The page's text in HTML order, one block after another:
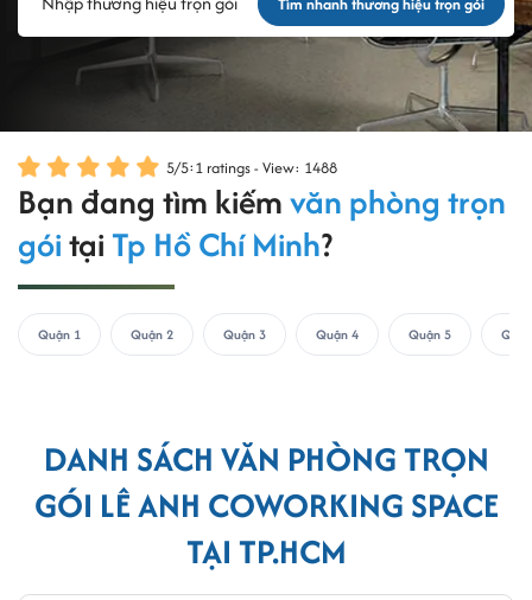
5/5:1 ratings - View: 1488
Bạn đang tìm kiếmvăn phòng trọn
góitại Tp Hồ Chí Minh?
Quận 1 Quận 2 Quận 3 Quận 4 Quận 5
DANH SÁCH VĂN PHÒNG TRỌN
GÓI LÊ ANH COWORKING SPACE
TẠI TP.HCM